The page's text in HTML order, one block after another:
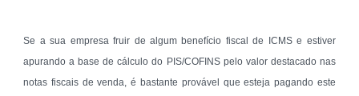
Se a sua empresa fruir de algum benefício fiscal de ICMS e estiver
apurando a base de cálculo do PIS/COFINS pelo valor destacado nas
notas fiscais de venda, é bastante provável que esteja pagando este